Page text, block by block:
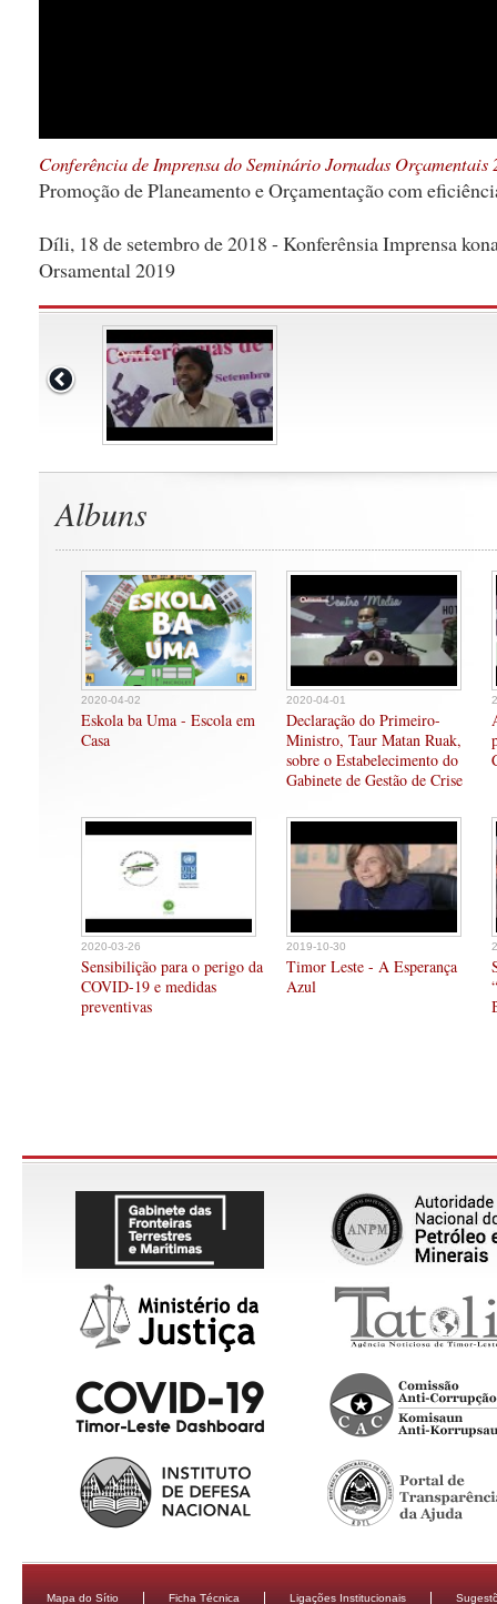
Conferência de Imprensa do Seminário Jornadas Orçamentais
Promoção de Planeamento e Orçamentação com
Díli, 18 de setembro de 2018 - Konferênsia Imprensa
Orsamental 2019
Albuns
2020-04-02
Eskola ba Uma - Escola em
Casa
2020-04-01
Declaração do Primeiro-
Ministro, Taur Matan Ruak,
sobre o Estabelecimento do
Gabinete de Gestão de Crise
2020-03-26
Sensibilição para o perigo da
COVID-19 e medidas
preventivas
2019-10-30
Timor Leste - A Esperança
Azul
Mapa do Sítio Ficha Técnica Ligações Institucionais